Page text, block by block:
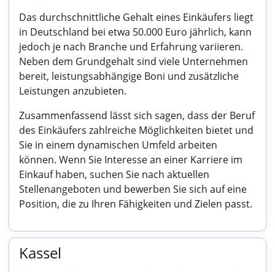
Das durchschnittliche Gehalt eines Einkäufers liegt
in Deutschland bei etwa 50.000 Euro jährlich, kann
jedoch je nach Branche und Erfahrung variieren.
Neben dem Grundgehalt sind viele Unternehmen
bereit, leistungsabhängige Boni und zusätzliche
Leistungen anzubieten.
Zusammenfassend lässt sich sagen, dass der Beruf
des Einkäufers zahlreiche Möglichkeiten bietet und
Sie in einem dynamischen Umfeld arbeiten
können. Wenn Sie Interesse an einer Karriere im
Einkauf haben, suchen Sie nach aktuellen
Stellenangeboten und bewerben Sie sich auf eine
Position, die zu Ihren Fähigkeiten und Zielen passt.
Kassel